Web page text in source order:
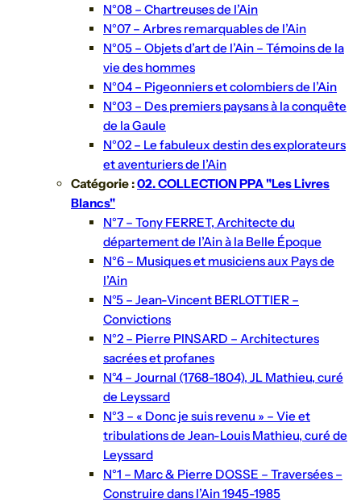
N°08 – Chartreuses de l’Ain
N°07 – Arbres remarquables de l’Ain
N°05 – Objets d’art de l’Ain – Témoins de la
vie des hommes
N°04 – Pigeonniers et colombiers de l’Ain
N°03 – Des premiers paysans à la conquête
de la Gaule
N°02 – Le fabuleux destin des explorateurs
et aventuriers de l’Ain
Catégorie :02. COLLECTION PPA "Les Livres
Blancs"
N°7 – Tony FERRET, Architecte du
département de l’Ain à la Belle Époque
N°6 – Musiques et musiciens aux Pays de
l’Ain
N°5 – Jean-Vincent BERLOTTIER –
Convictions
N°2 – Pierre PINSARD – Architectures
sacrées et profanes
N°4 – Journal (1768-1804), JL Mathieu, curé
de Leyssard
N°3 – « Donc je suis revenu » – Vie et
tribulations de Jean-Louis Mathieu, curé de
Leyssard
N°1 – Marc & Pierre DOSSE – Traversées –
Construire dans l’Ain 1945-1985